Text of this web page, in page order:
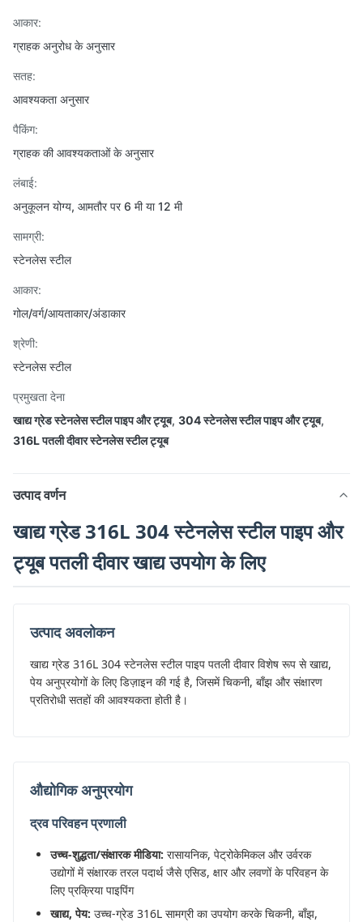
आकार:
ग्राहक अनुरोध के अनुसार
सतह:
आवश्यकता अनुसार
पैकिंग:
ग्राहक की आवश्यकताओं के अनुसार
लंबाई:
अनुकूलन योग्य, आमतौर पर 6 मी या 12 मी
सामग्री:
स्टेनलेस स्टील
आकार:
गोल/वर्ग/आयताकार/अंडाकार
श्रेणी:
स्टेनलेस स्टील
प्रमुखता देना
खाद्य ग्रेड स्टेनलेस स्टील पाइप और ट्यूब, 304 स्टेनलेस स्टील पाइप और ट्यूब,
316L पतली दीवार स्टेनलेस स्टील ट्यूब
उत्पाद वर्णन
खाद्य ग्रेड 316L 304 स्टेनलेस स्टील पाइप और
ट्यूब पतली दीवार खाद्य उपयोग के लिए
उत्पाद अवलोकन
खाद्य ग्रेड 316L 304 स्टेनलेस स्टील पाइप पतली दीवार विशेष रूप से खाद्य,
पेय अनुप्रयोगों के लिए डिज़ाइन की गई है, जिसमें चिकनी, बाँझ और संक्षारण
प्रतिरोधी सतहों की आवश्यकता होती है।
औद्योगिक अनुप्रयोग
द्रव परिवहन प्रणाली
उच्च-शुद्धता/संक्षारक मीडिया: रासायनिक, पेट्रोकेमिकल और उर्वरक
उद्योगों में संक्षारक तरल पदार्थ जैसे एसिड, क्षार और लवणों के परिवहन के
लिए प्रक्रिया पाइपिंग
खाद्य, पेय: उच्च-ग्रेड 316L सामग्री का उपयोग करके चिकनी, बाँझ,